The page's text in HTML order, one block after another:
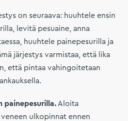
on seuraava: huuhtele ensin
levitä pesuaine, anna
huuhtele painepesurilla ja
järjestys varmistaa, että lika
että pintaa vahingoitetaan
painepesurilla. Aloita
ulkopinnat ennen